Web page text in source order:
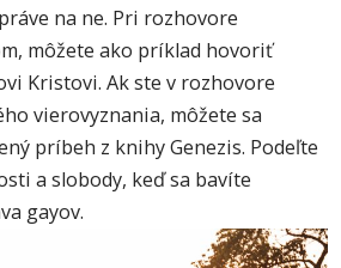
na ne. Pri rozhovore
môžete ako príklad hovoriť
Kristovi. Ak ste v rozhovore
vierovyznania, môžete sa
príbeh z knihy Genezis. Podeľte
a slobody, keď sa bavíte
gayov.